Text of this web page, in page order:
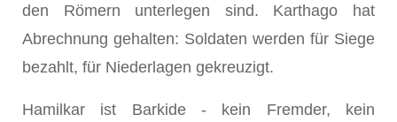
den Römern unterlegen sind. Karthago hat
Abrechnung gehalten: Soldaten werden für Siege
bezahlt, für Niederlagen gekreuzigt.
Hamilkar ist Barkide - kein Fremder, kein